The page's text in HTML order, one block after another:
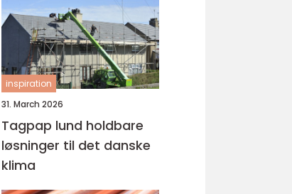
inspiration
31. March 2026
Tagpap lund holdbare
løsninger til det danske
klima